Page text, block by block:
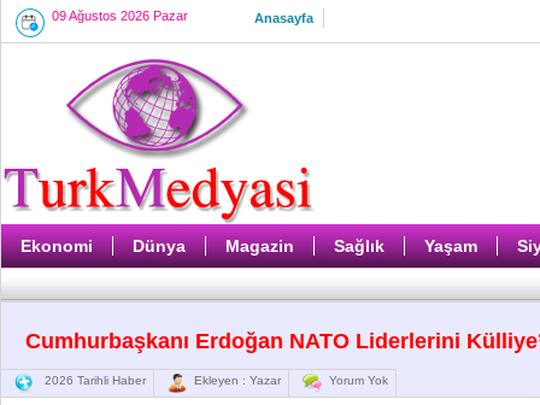
09 Ağustos 2026 Pazar Anasayfa
Ekonomi Dünya Magazin Sağlık Yaşam
Cumhurbaşkanı Erdoğan NATO Liderlerini
2026 Tarihli Haber Ekleyen : Yazar Yorum Yok